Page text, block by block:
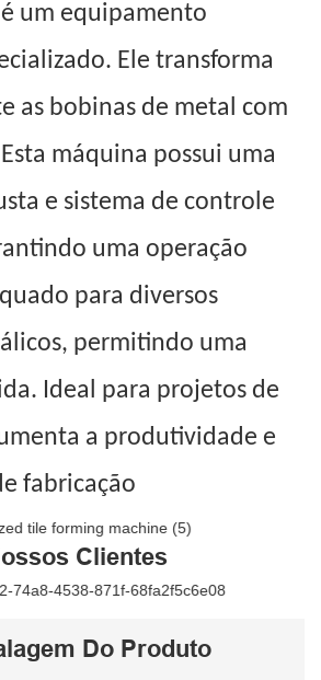
um equipamento
Ele transforma
as bobinas de metal com
máquina possui uma
e sistema de controle
uma operação
para diversos
permitindo uma
Ideal para projetos de
a produtividade e
fabricação
Clientes
Do Produto